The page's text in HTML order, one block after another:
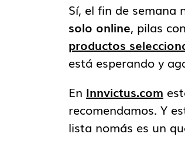
Sí, el fin de semana
solo online, pilas
productos
está esperando y
En Innvictus.com
recomendamos. Y
lista nomás es un